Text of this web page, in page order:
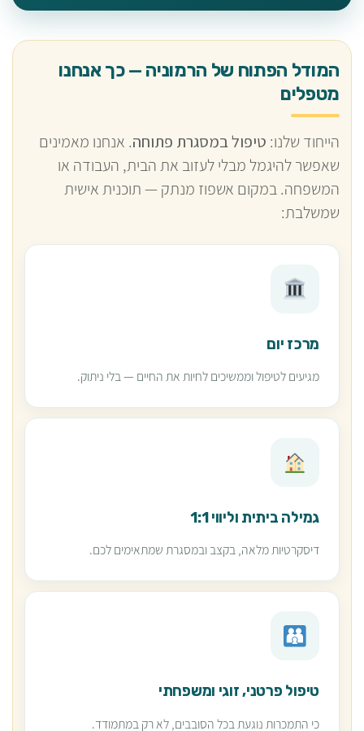
המודל הפתוח של הרמוניה — כך אנחנו
מטפלים
הייחוד שלנו: טיפול במסגרת פתוחה. אנחנו מאמינים
שאפשר להיגמל מבלי לעזוב את הבית, העבודה או
המשפחה. במקום אשפוז מנתק — תוכנית אישית
שמשלבת:
מרכז יום
מגיעים לטיפול וממשיכים לחיות את החיים — בלי ניתוק.
גמילה ביתית וליווי 1:1
דיסקרטיות מלאה, בקצב ובמסגרת שמתאימים לכם.
טיפול פרטני, זוגי ומשפחתי
כי התמכרות נוגעת בכל הסובבים, לא רק במתמודד.